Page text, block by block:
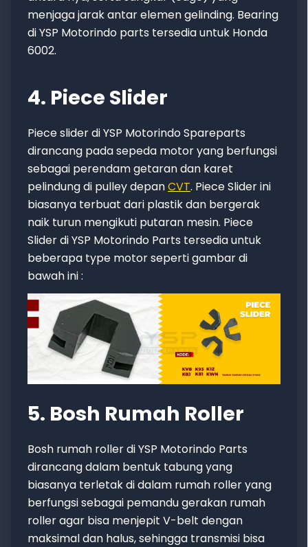
menjaga jarak antar elemen gelinding. Bearing
di YSP Motorindo parts tersedia untuk Honda
6002.
4. Piece Slider
Piece slider di YSP Motorindo Spareparts
dirancang pada sepeda motor yang berfungsi
sebagai perendam getaran dan karet
pelindung di pulley depanCVT. Piece Slider ini
biasanya terbuat dari plastik dan bergerak
naik turun mengikuti putaran mesin. Piece
Slider di YSP Motorindo Parts tersedia untuk
beberapa type motor seperti gambar di
bawah ini :
5. Bosh Rumah Roller
Bosh rumah roller di YSP Motorindo Parts
dirancang dalam bentuk tabung yang
biasanya terletak di dalam rumah roller yang
berfungsi sebagai pemandu gerakan rumah
roller agar bisa menjepit V-belt dengan
maksimal dan halus, sehingga transmisi bisa